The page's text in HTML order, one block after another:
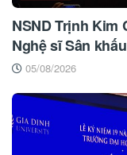
NSND Trịnh Kim
Nghệ sĩ Sân
05/08/2026